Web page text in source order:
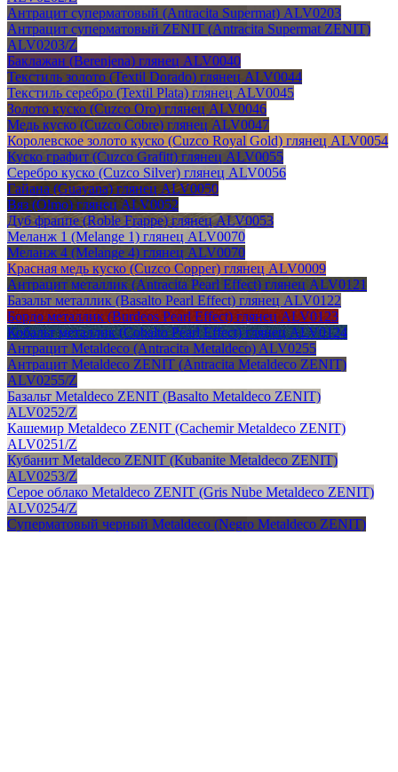
Антрацит суперматовый (Antracita Supermat) ALV0203
Антрацит суперматовый ZENIT (Antracita Supermat ZENIT)
ALV0203/Z
Баклажан (Berenjena) глянец ALV0040
Текстиль золото (Textil Dorado) глянец ALV0044
Текстиль серебро (Textil Plata) глянец ALV0045
Золото куско (Cuzco Oro) глянец ALV0046
Медь куско (Cuzco Cobre) глянец ALV0047
Королевское золото куско (Cuzco Royal Gold) глянец ALV0054
Куско графит (Cuzco Grafitt) глянец ALV0055
Серебро куско (Cuzco Silver) глянец ALV0056
Гайана (Guayana) глянец ALV0050
Вяз (Olmo) глянец ALV0052
Дуб фраппе (Roble Frappe) глянец ALV0053
Меланж 1 (Melange 1) глянец ALV0070
Меланж 4 (Melange 4) глянец ALV0070
Красная медь куско (Cuzco Copper) глянец ALV0009
Антрацит металлик (Antracita Pearl Effect) глянец ALV0121
Базальт металлик (Basalto Pearl Effect) глянец ALV0122
Бордо металлик (Burdeos Pearl Effect) глянец ALV0123
Кобальт металлик (Cobalto Pearl Effect) глянец ALV0124
Антрацит Metaldeco (Antracita Metaldeco) ALV0255
Антрацит Metaldeco ZENIT (Antracita Metaldeco ZENIT)
ALV0255/Z
Базальт Metaldeco ZENIT (Basalto Metaldeco ZENIT)
ALV0252/Z
Кашемир Metaldeco ZENIT (Cachemir Metaldeco ZENIT)
ALV0251/Z
Кубанит Metaldeco ZENIT (Kubanite Metaldeco ZENIT)
ALV0253/Z
Серое облако Metaldeco ZENIT (Gris Nube Metaldeco ZENIT)
ALV0254/Z
Суперматовый черный Metaldeco (Negro Metaldeco ZENIT)